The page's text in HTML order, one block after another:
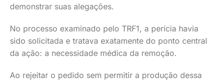
demonstrar suas alegações.
No processo examinado pelo TRF1, a perícia havia
sido solicitada e tratava exatamente do ponto central
da ação: a necessidade médica da remoção.
Ao rejeitar o pedido sem permitir a produção dessa